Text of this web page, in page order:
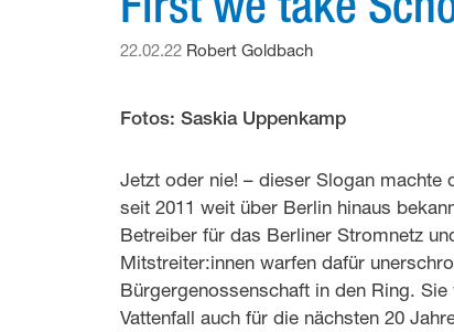
22.02.22 Robert Goldbach
Fotos: Saskia Uppenkamp
Jetzt oder nie! – dieser Slogan machte
seit 2011 weit über Berlin hinaus
Betreiber für das Berliner Stromnetz
Mitstreiter:innen warfen dafür
Bürgergenossenschaft in den Ring.
Vattenfall auch für die nächsten 20